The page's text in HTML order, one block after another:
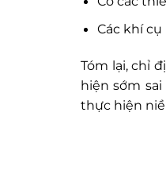
Các khí
Tóm lại, chỉ
hiện sớm
thực hiện